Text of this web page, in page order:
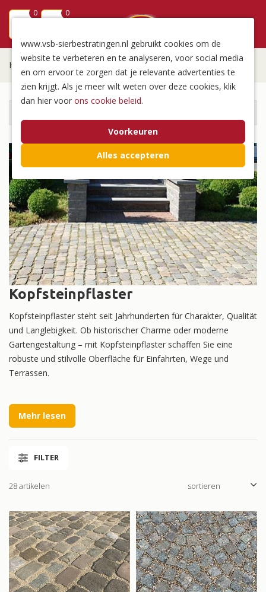
0
0
Home / Pflastern / Kopfsteinpflaster
Kopfsteinpflaster
Kopfsteinpflaster steht seit Jahrhunderten für Charakter, Qualität
und Langlebigkeit. Ob historischer Charme oder moderne
Gartengestaltung – mit Kopfsteinpflaster schaffen Sie eine
robuste und stilvolle Oberfläche für Einfahrten, Wege und
Terrassen.
Kopfsteinpflaster in verschiedenen Materialien, Farben und
Formaten. Ideal für private Gärten, gewerbliche Flächen und
anspruchsvolle Projekte.
Mehr lesen
FILTER
28 artikelen
www.vsb-sierbestratingen.nl gebruikt cookies om de
website te verbeteren en te analyseren, voor social media
en om ervoor te zorgen dat je relevante advertenties te
zien krijgt. Als je meer wilt weten over deze cookies, klik
dan hier voor ons cookie beleid.
Voorkeuren
Alles accepteren